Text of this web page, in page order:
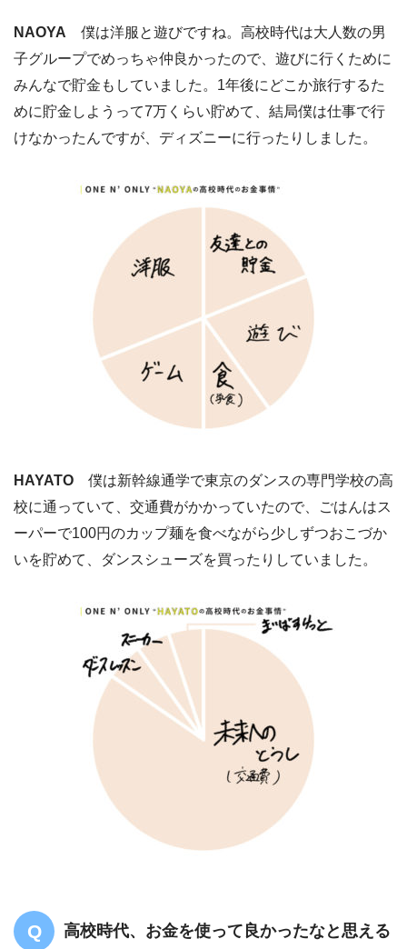
NAOYA 僕は洋服と遊びですね。高校時代は大人数の男
子グループでめっちゃ仲良かったので、遊びに行くために
みんなで貯金もしていました。1年後にどこか旅行するた
めに貯金しようって7万くらい貯めて、結局僕は仕事で行
けなかったんですが、ディズニーに行ったりしました。
HAYATO 僕は新幹線通学で東京のダンスの専門学校の高
校に通っていて、交通費がかかっていたので、ごはんはス
ーパーで100円のカップ麺を食べながら少しずつおこづか
いを貯めて、ダンスシューズを買ったりしていました。
高校時代、お金を使って良かったなと思える